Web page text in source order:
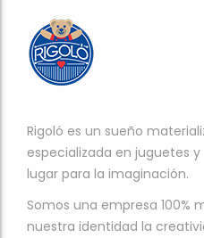
Rigoló es un sueño
especializada en juguetes
lugar para la imaginación.
Somos una empresa 100%
nuestra identidad la